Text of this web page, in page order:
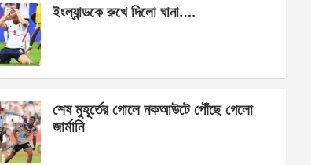
ইংল্যান্ডকে রুখে দিলো ঘানা….
শেষ মুহূর্তের গোলে নকআউটে পৌঁছে গেলো
জার্মানি